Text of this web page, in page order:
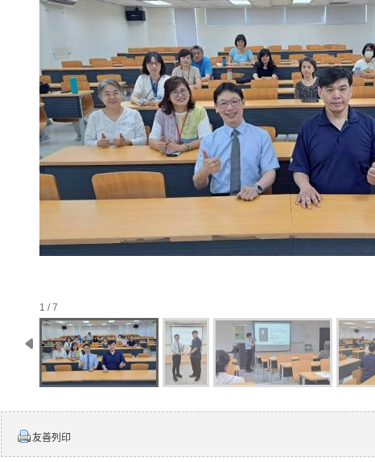
1 / 7
友善列印